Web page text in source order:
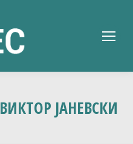
ВИКТОР ЈАНЕВСКИ